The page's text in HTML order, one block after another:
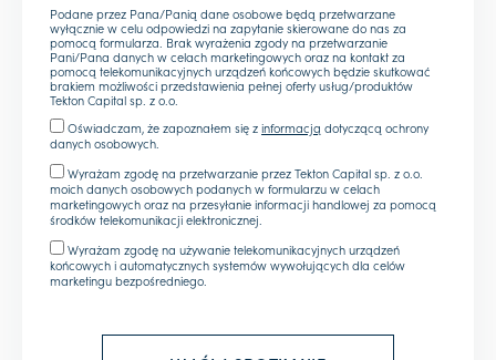
Podane przez Pana/Panią dane osobowe będą przetwarzane
wyłącznie w celu odpowiedzi na zapytanie skierowane do nas za
pomocą formularza. Brak wyrażenia zgody na przetwarzanie
Pani/Pana danych w celach marketingowych oraz na kontakt za
pomocą telekomunikacyjnych urządzeń końcowych będzie skutkować
brakiem możliwości przedstawienia pełnej oferty usług/produktów
Tekton Capital sp. z o.o.
Oświadczam, że zapoznałem się zinformacją dotyczącą ochrony
danych osobowych.
Wyrażam zgodę na przetwarzanie przez Tekton Capital sp. z o.o.
moich danych osobowych podanych w formularzu w celach
marketingowych oraz na przesyłanie informacji handlowej za pomocą
środków telekomunikacji elektronicznej.
Wyrażam zgodę na używanie telekomunikacyjnych urządzeń
końcowych i automatycznych systemów wywołujących dla celów
marketingu bezpośredniego.